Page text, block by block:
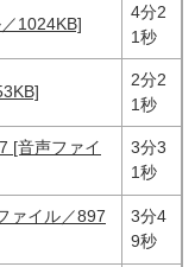
1024KB]
4分2
1秒
2分2
1秒
[音声ファイ
3分3
1秒
ァイル／897
3分4
9秒